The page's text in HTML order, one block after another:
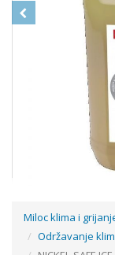
CLEAN-
Miloc klima i
Održavanje